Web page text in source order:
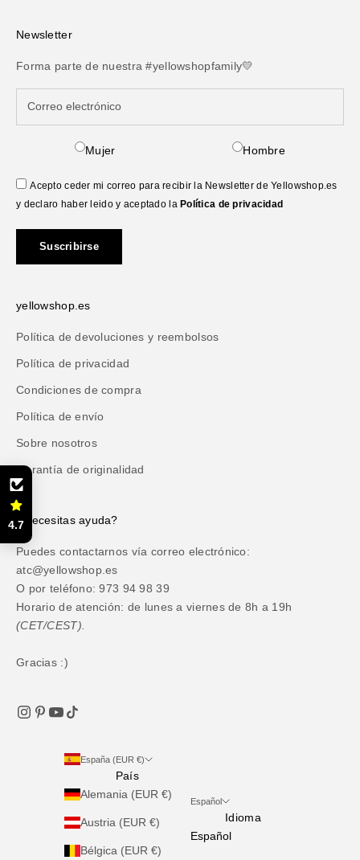
Newsletter
Forma parte de nuestra #yellowshopfamily💛
Mujer Hombre
Acepto ceder mi correo para recibir la Newsletter de Yellowshop.es
y declaro haber leido y aceptado laPolítica de privacidad
Suscribirse
yellowshop.es
Política de devoluciones y reembolsos
Política de privacidad
Condiciones de compra
Política de envío
Sobre nosotros
Garantía de originalidad
¿Necesitas ayuda?
Puedes contactarnos vía correo electrónico:
atc@yellowshop.es
O por teléfono: 973 94 98 39
Horario de atención: de lunes a viernes de 8h a 19h
(CET/CEST).
Gracias :)
España (EUR €)
País
Alemania (EUR €)
Austria (EUR €)
Bélgica (EUR €)
Español
Idioma
Español
4.7